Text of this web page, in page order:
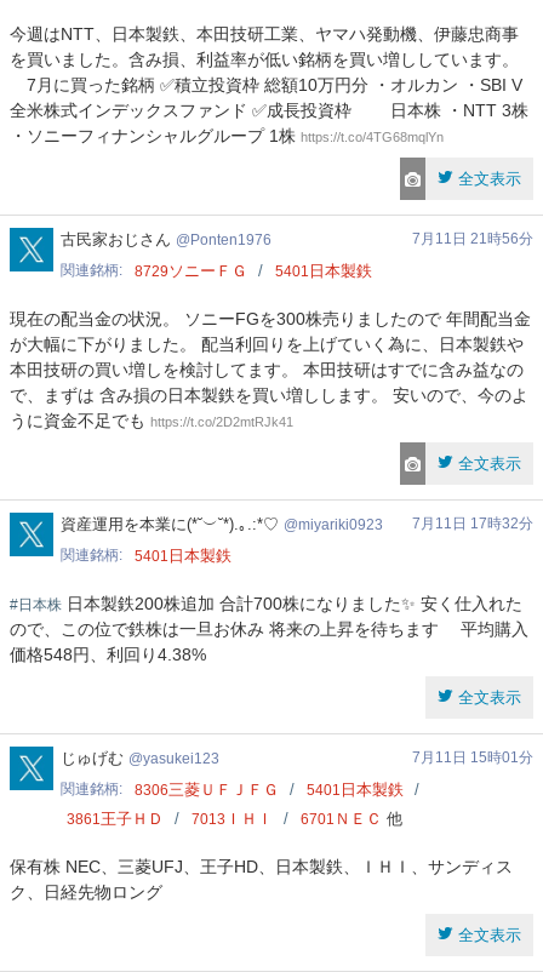
今週はNTT、日本製鉄、本田技研工業、ヤマハ発動機、伊藤忠商事
を買いました。含み損、利益率が低い銘柄を買い増ししています。
7月に買った銘柄 ✅積立投資枠 総額10万円分 ・オルカン ・SBI V
全米株式インデックスファンド ✅成長投資枠 日本株 ・NTT 3株
・ソニーフィナンシャルグループ 1株 https://t.co/4TG68mqlYn
全文表示
Ponten1976
古民家おじさん Ponten1976
7月11日 21時56分
関連銘柄
8729 ソニーＦＧ 5401 日本製鉄
現在の配当金の状況。 ソニーFGを300株売りましたので 年間配当金
が大幅に下がりました。 配当利回りを上げていく為に、日本製鉄や
本田技研の買い増しを検討してます。 本田技研はすでに含み益なの
で、まずは 含み損の日本製鉄を買い増しします。 安いので、今のよ
うに資金不足でも https://t.co/2D2mtRJk41
全文表示
miyariki0923
資産運用を本業に(*˘︶˘*).｡.:*♡ miyariki0923
7月11日 17時32分
関連銘柄
5401 日本製鉄
#日本株 日本製鉄200株追加 合計700株になりました✨ 安く仕入れた
ので、この位で鉄株は一旦お休み 将来の上昇を待ちます 平均購入
価格548円、利回り4.38%
全文表示
yasukei123
じゅげむ yasukei123
7月11日 15時01分
関連銘柄
8306三菱ＵＦＪＦＧ 5401 日本製鉄
3861王子ＨＤ 7013 ＩＨＩ 6701 ＮＥＣ 他
保有株 NEC、三菱UFJ、王子HD、日本製鉄、ＩＨＩ、サンディス
ク、日経先物ロング
全文表示